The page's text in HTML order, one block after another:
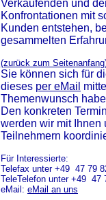
Verkaufenden und
Konfrontationen mit
Kunden entstehen,
gesammelten
(zurück zum
Sie können sich für
dieses per eMail
Themenwunsch
Den konkreten
werden wir mit Ihnen
Teilnehmern
Für Interessierte:
Telefax unter +49 47 79
TeleTelefon unter +49 47
eMail: eMail an uns